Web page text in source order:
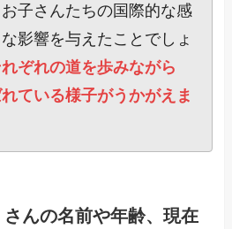
子さんたちの国際的な感
影響を与えたことでしょ
ぞれの道を歩みながら
ている様子がうかがえま
んの名前や年齢、現在